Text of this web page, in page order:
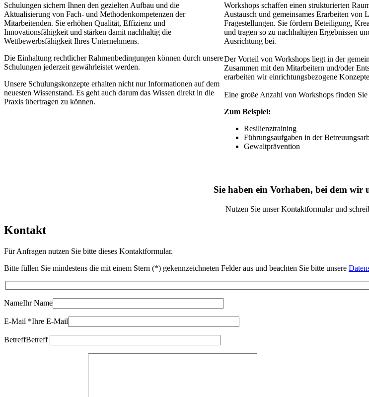
Schulungen sichern Ihnen den gezielten Aufbau und die
Aktualisierung von Fach- und Methodenkompetenzen der
Mitarbeitenden. Sie erhöhen Qualität, Effizienz und
Innovationsfähigkeit und stärken damit nachhaltig die
Wettbewerbsfähigkeit Ihres Unternehmens.
Die Einhaltung rechtlicher Rahmenbedingungen können durch unsere
Schulungen jederzeit gewährleistet werden.
Unsere Schulungskonzepte erhalten nicht nur Informationen auf dem
neuesten Wissenstand. Es geht auch darum das Wissen direkt in die
Praxis übertragen zu können.
Workshops schaffen einen strukturierten
Austausch und gemeinsames Erarbeiten von
Fragestellungen. Sie fördern Beteiligung,
und tragen so zu nachhaltigen Ergebnissen
Ausrichtung bei.
Der Vorteil von Workshops liegt in der
Zusammen mit den Mitarbeitern und/oder
erarbeiten wir einrichtungsbezogene
Eine große Anzahl von Workshops finden
Zum Beispiel:
Resilienztraining
Führungsaufgaben in der
Gewaltprävention
Sie haben ein Vorhaben, bei dem wir
Nutzen Sie unser Kontaktformular und
Kontakt
Für Anfragen nutzen Sie bitte dieses Kontaktformular.
Bitte füllen Sie mindestens die mit einem Stern (*) gekennzeichneten Felder aus und beachten Sie bitte unsere
NameIhr Name
E-Mail *Ihre E-Mail
Bitte dieses Feld leer lassen
BetreffBetreff